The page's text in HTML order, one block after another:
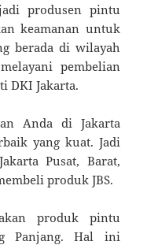
produsen pintu
keamanan untuk
berada di wilayah
pembelian
DKI Jakarta.
Anda di Jakarta
yang kuat. Jadi
Pusat, Barat,
produk JBS.
produk pintu
Panjang. Hal ini